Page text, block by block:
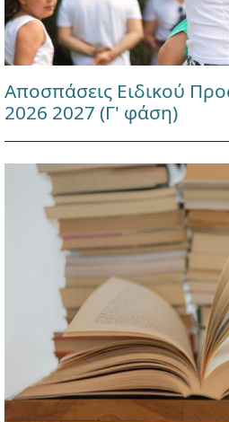
Αποσπάσεις Ειδικού
2026 2027 (Γ' φάση)